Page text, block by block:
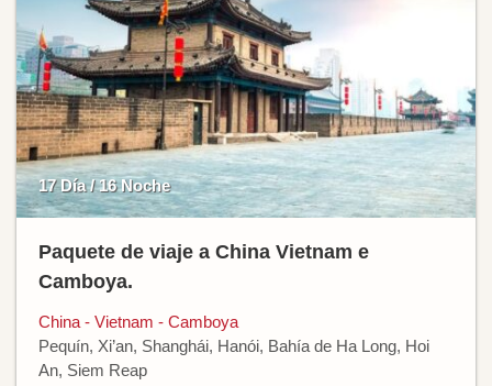
17 Día / 16 Noche
Paquete de viaje a China Vietnam e
Camboya.
China - Vietnam - Camboya
Pequín, Xi’an, Shanghái, Hanói, Bahía de Ha Long, Hoi
An, Siem Reap